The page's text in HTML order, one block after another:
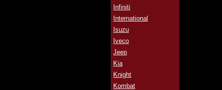
Infiniti
International
Isuzu
Iveco
Jeep
Kia
Knight
Kombat